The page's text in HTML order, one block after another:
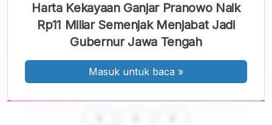
Harta Kekayaan Ganjar Pranowo Naik
Rp11 Miliar Semenjak Menjabat Jadi
Gubernur Jawa Tengah
Masuk untuk baca »